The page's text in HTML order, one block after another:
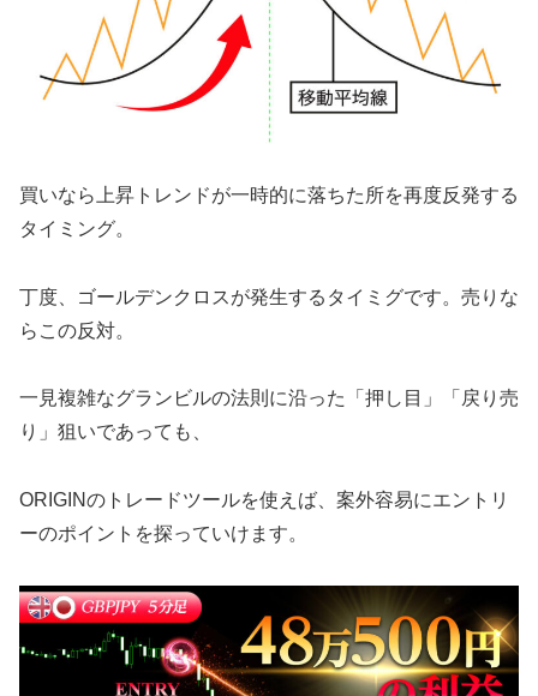
買いなら上昇トレンドが一時的に落ちた所を再度反発する
タイミング。
丁度、ゴールデンクロスが発生するタイミグです。売りな
らこの反対。
一見複雑なグランビルの法則に沿った「押し目」「戻り売
り」狙いであっても、
ORIGINのトレードツールを使えば、案外容易にエントリ
ーのポイントを探っていけます。